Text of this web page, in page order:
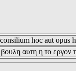
hoc aut opus
αυτη η το εργον